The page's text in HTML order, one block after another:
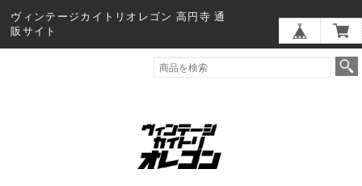
ヴィンテージカイトリオレゴン 高円寺 通
販サイト